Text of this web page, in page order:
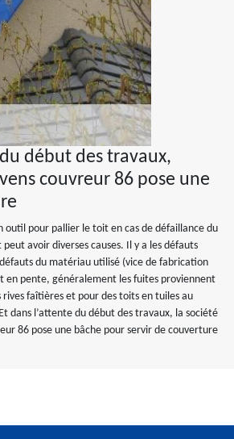
début des travaux,
couvreur 86 pose une
outil pour pallier le toit en cas de défaillance du
avoir diverses causes. Il y a les défauts
du matériau utilisé (vice de fabrication
en pente, généralement les fuites proviennent
rives faîtières et pour des toits en tuiles au
dans l’attente du début des travaux, la société
86 pose une bâche pour servir de couverture